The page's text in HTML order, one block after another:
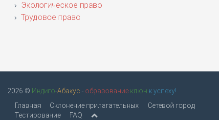
Экологическое право
Трудовое право
2026 © Индиго-Абакус - образование ключ к успеху!
Главная
Склонение прилагательных
Сетевой город
Тестирование
FAQ